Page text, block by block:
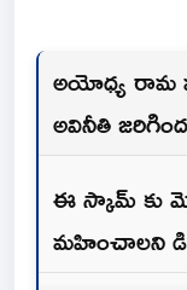
అయోధ్య రామ
అవినీతి
ఈ స్కామ్ కు
మహించాలని